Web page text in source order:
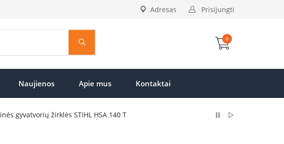
Prisijungti
Adresas
0
Naujienos Apie mus Kontaktai
gyvatvorių žirklės STIHL HSA 140 T